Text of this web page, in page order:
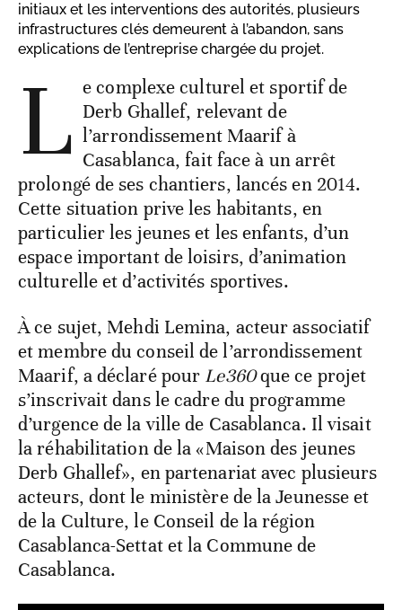
initiaux et les interventions des autorités, plusieurs
infrastructures clés demeurent à l’abandon, sans
explications de l’entreprise chargée du projet.
L e complexe culturel et sportif de
Derb Ghallef, relevant de
l’arrondissement Maarif à
Casablanca, fait face à un arrêt
prolongé de ses chantiers, lancés en 2014.
Cette situation prive les habitants, en
particulier les jeunes et les enfants, d’un
espace important de loisirs, d’animation
culturelle et d’activités sportives.
À ce sujet, Mehdi Lemina, acteur associatif
et membre du conseil de l’arrondissement
Maarif, a déclaré pour Le360que ce projet
s’inscrivait dans le cadre du programme
d’urgence de la ville de Casablanca. Il visait
la réhabilitation de la «Maison des jeunes
Derb Ghallef», en partenariat avec plusieurs
acteurs, dont le ministère de la Jeunesse et
de la Culture, le Conseil de la région
Casablanca-Settat et la Commune de
Casablanca.